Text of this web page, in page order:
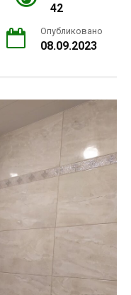
42
Опубликовано
08.09.2023